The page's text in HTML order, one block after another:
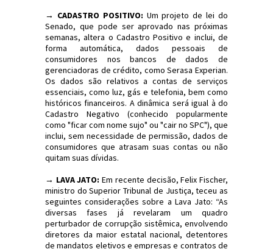
→ CADASTRO POSITIVO: Um projeto de lei do
Senado, que pode ser aprovado nas próximas
semanas, altera o Cadastro Positivo e inclui, de
forma automática, dados pessoais de
consumidores nos bancos de dados de
gerenciadoras de crédito, como Serasa Experian.
Os dados são relativos a contas de serviços
essenciais, como luz, gás e telefonia, bem como
históricos financeiros. A dinâmica será igual à do
Cadastro Negativo (conhecido popularmente
como "ficar com nome sujo" ou "cair no SPC"), que
inclui, sem necessidade de permissão, dados de
consumidores que atrasam suas contas ou não
quitam suas dívidas.
→ LAVA JATO:Em recente decisão, Felix Fischer,
ministro do Superior Tribunal de Justiça, teceu as
seguintes considerações sobre a Lava Jato: “As
diversas fases já revelaram um quadro
perturbador de corrupção sistêmica, envolvendo
diretores da maior estatal nacional, detentores
de mandatos eletivos e empresas e contratos de